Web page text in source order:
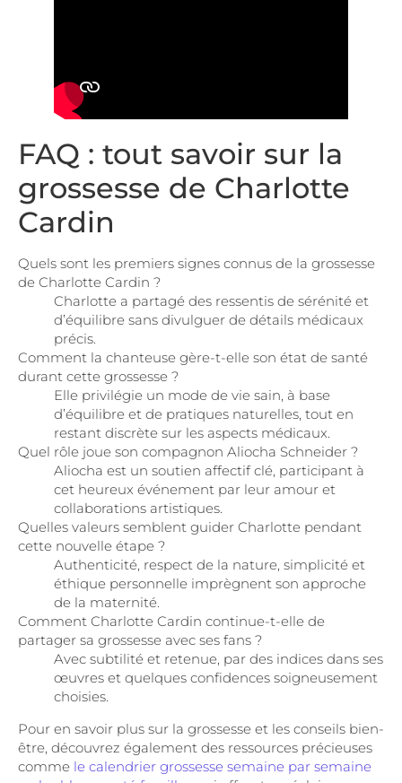
FAQ : tout savoir sur la
grossesse de Charlotte
Cardin
Quels sont les premiers signes connus de la grossesse
de Charlotte Cardin ?
Charlotte a partagé des ressentis de sérénité et
d’équilibre sans divulguer de détails médicaux
précis.
Comment la chanteuse gère-t-elle son état de santé
durant cette grossesse ?
Elle privilégie un mode de vie sain, à base
d’équilibre et de pratiques naturelles, tout en
restant discrète sur les aspects médicaux.
Quel rôle joue son compagnon Aliocha Schneider ?
Aliocha est un soutien affectif clé, participant à
cet heureux événement par leur amour et
collaborations artistiques.
Quelles valeurs semblent guider Charlotte pendant
cette nouvelle étape ?
Authenticité, respect de la nature, simplicité et
éthique personnelle imprègnent son approche
de la maternité.
Comment Charlotte Cardin continue-t-elle de
partager sa grossesse avec ses fans ?
Avec subtilité et retenue, par des indices dans ses
œuvres et quelques confidences soigneusement
choisies.
Pour en savoir plus sur la grossesse et les conseils bien-
être, découvrez également des ressources précieuses
comme le calendrier grossesse semaine par semaine